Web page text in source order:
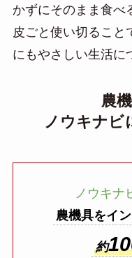
かずにそのまま食べ
皮ごと使い切ること
にもやさしい生活に
農
ノウキナビ
ノウキナ
農機具をイ
約